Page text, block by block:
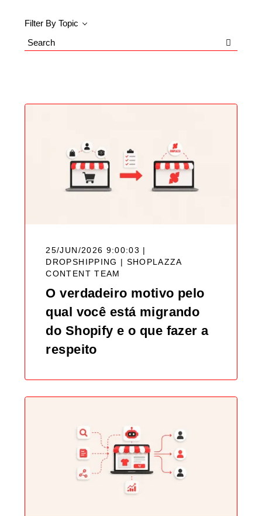
Filter By Topic
Search
25/JUN/2026 9:00:03 |
DROPSHIPPING | SHOPLAZZA
CONTENT TEAM
O verdadeiro motivo pelo
qual você está migrando
do Shopify e o que fazer a
respeito